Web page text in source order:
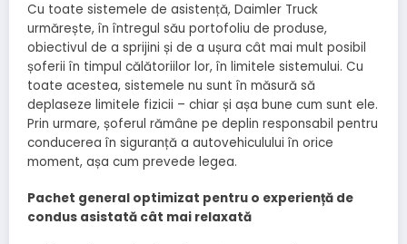
Cu toate sistemele de asistență, Daimler Truck
urmărește, în întregul său portofoliu de produse,
obiectivul de a sprijini și de a ușura cât mai mult posibil
șoferii în timpul călătoriilor lor, în limitele sistemului. Cu
toate acestea, sistemele nu sunt în măsură să
deplaseze limitele fizicii – chiar și așa bune cum sunt ele.
Prin urmare, șoferul rămâne pe deplin responsabil pentru
conducerea în siguranță a autovehiculului în orice
moment, așa cum prevede legea.
Pachet general optimizat pentru o experiență de
condus asistată cât mai relaxată